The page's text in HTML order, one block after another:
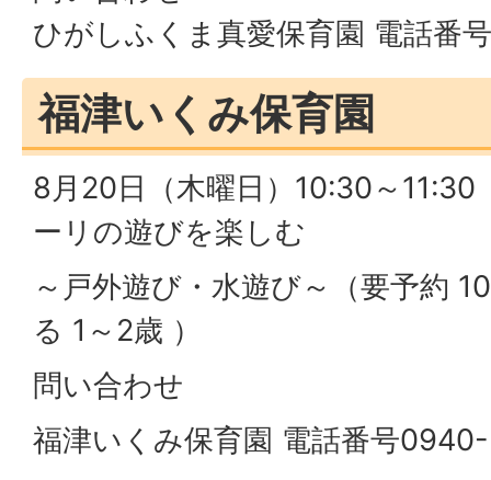
ひがしふくま真愛保育園 電話番
福津いくみ保育園
8月20日（木曜日）10:30～
ーリの遊びを楽しむ
～戸外遊び・水遊び～（要予約
る 1～2歳 ）
問い合わせ
福津いくみ保育園 電話番号